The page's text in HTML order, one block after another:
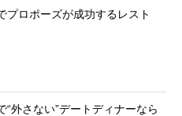
プロポーズが成功するレスト
“外さない”デートディナーなら